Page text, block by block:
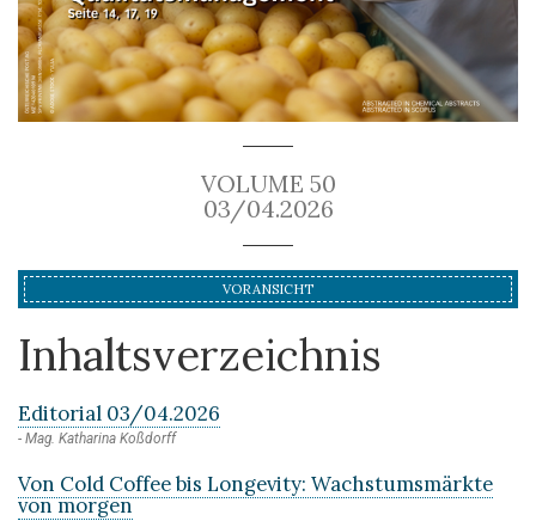
VOLUME 50
03/04.2026
VORANSICHT
Inhaltsverzeichnis
Editorial 03/04.2026
Mag. Katharina Koßdorff
Von Cold Coffee bis Longevity: Wachstumsmärkte
von morgen